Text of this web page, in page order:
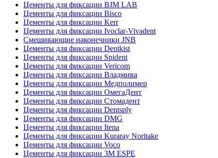
Цементы для фиксации BJM LAB
Цементы для фиксации Bisco
Цементы для фиксации Kerr
Цементы для фиксации Ivoclar-Vivadent
Смешивающие наконечники JNB
Цементы для фиксации Dentkist
Цементы для фиксации Spident
Цементы для фиксации Vericom
Цементы для фиксации Владмива
Цементы для фиксации Медполимер
Цементы для фиксации ОмегаДент
Цементы для фиксации Стомадент
Цементы для фиксации Dentsply
Цементы для фиксации DMG
Цементы для фиксации Itena
Цементы для фиксации Kuraray Noritake
Цементы для фиксации Voco
Цементы для фиксации 3M ESPE